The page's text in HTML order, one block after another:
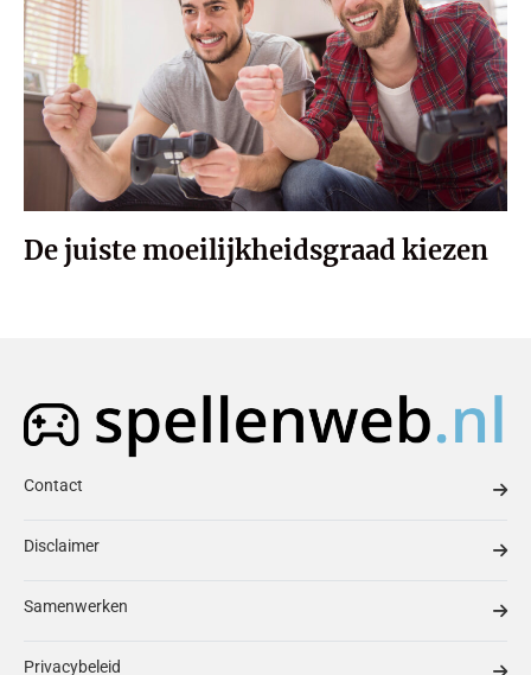
De juiste moeilijkheidsgraad kiezen
Contact
Disclaimer
Samenwerken
Privacybeleid